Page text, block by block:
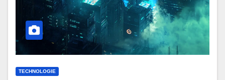
TECHNOLOGIE